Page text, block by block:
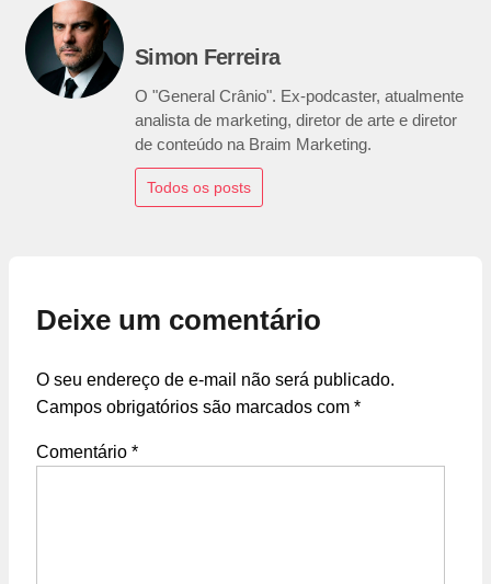
Simon Ferreira
O "General Crânio". Ex-podcaster, atualmente
analista de marketing, diretor de arte e diretor
de conteúdo na Braim Marketing.
Todos os posts
Deixe um comentário
O seu endereço de e-mail não será publicado.
Campos obrigatórios são marcados com *
Comentário *